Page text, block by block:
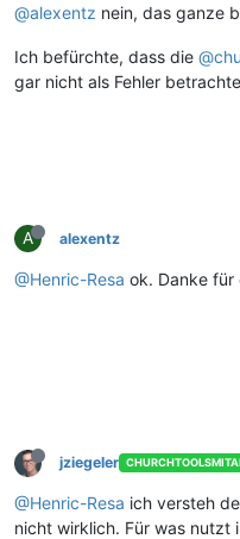
@alexentz nein, das ganze
Ich befürchte, dass die
gar nicht als Fehler
A alexentz
@Henric-Resa ok. Danke für
jziegeler
@Henric-Resa ich versteh
nicht wirklich. Für was nutzt